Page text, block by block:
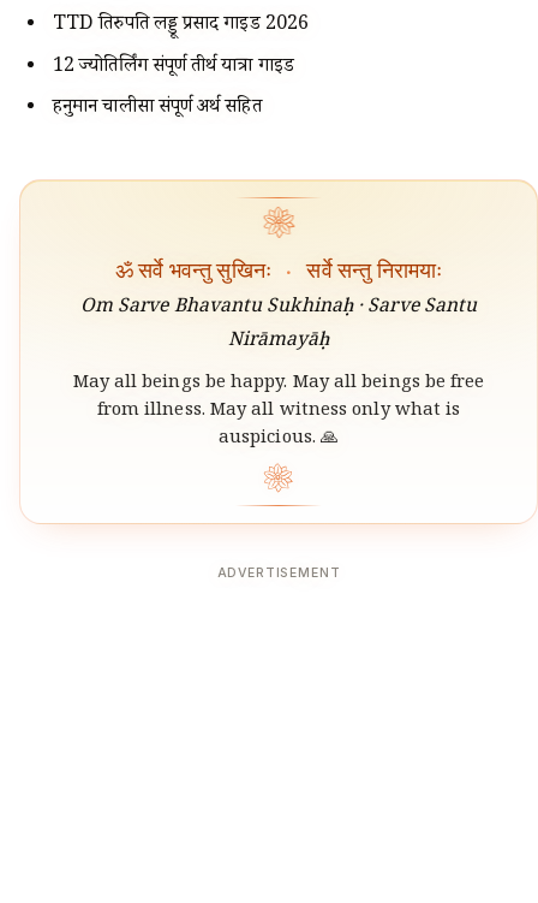
TTD तिरुपति लड्डू प्रसाद गाइड 2026
12 ज्योतिर्लिंग संपूर्ण तीर्थ यात्रा गाइड
हनुमान चालीसा संपूर्ण अर्थ सहित
❀
ॐ सर्वे भवन्तु सुखिनः · सर्वे सन्तु निरामयाः
Om Sarve Bhavantu Sukhinaḥ · Sarve Santu
Nirāmayāḥ
May all beings be happy. May all beings be free
from illness. May all witness only what is
auspicious. 🙏
❀
ADVERTISEMENT